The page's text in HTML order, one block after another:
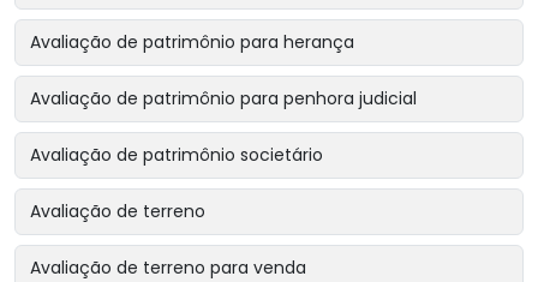
Avaliação de patrimônio para herança
Avaliação de patrimônio para penhora judicial
Avaliação de patrimônio societário
Avaliação de terreno
Avaliação de terreno para venda